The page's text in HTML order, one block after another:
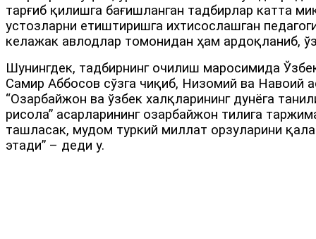
тарғиб қилишга бағишланган тадбирлар катта
устозларни етиштиришга ихтисослашган
келажак авлодлар томонидан ҳам ардоқланиб,
Шунингдек, тадбирнинг очилиш маросимида
Самир Аббосов сўзга чиқиб, Низомий ва Навоий
“Озарбайжон ва ўзбек халқларининг дунёга
рисола” асарларининг озарбайжон тилига
ташласак, мудом туркий миллат орзуларини
этади” – деди у.